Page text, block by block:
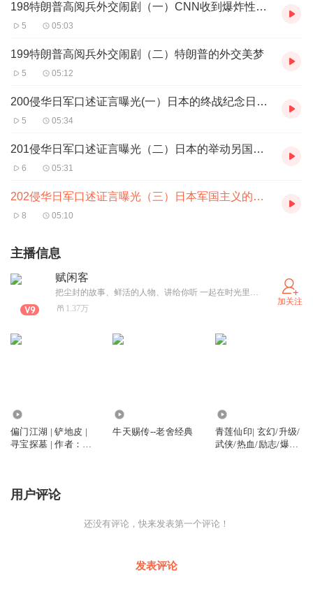
198特朗普高阅兵外交闹剧（一）CNN收到爆炸性消息
5 05:03
199特朗普高阅兵外交闹剧（二）特朗普的外交美梦
5 05:12
200侵华日军口述证言曝光(一）日本的终战纪念日在回避什么
5 05:34
201侵华日军口述证言曝光（二）日本的举动另国际社会担忧不已
6 05:31
202侵华日军口述证言曝光（三）日本军国主义的罪行不容原谅(全书完结）
8 05:10
主播信息
赋闲客
把尘封的故事、鲜活的人物、讲给你听 一起在时光里挖宝，在人文里寻味 蹲好我的频道,听点不一样的
1.37万
加关注
偏门江湖 | 铲地皮 |
寻宝探墓 | 作者：俺
牛天赐传--老舍经典
青莲仙印| 玄幻/升级/
武侠/热血/励志/爆笑/
用户评论
还没有评论，快来发表第一个评论！
发表评论